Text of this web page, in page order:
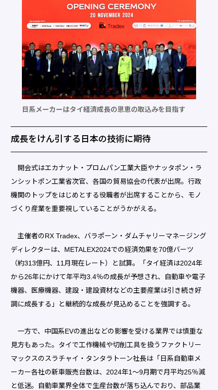
日系メーカーはタイ経済成長の恩恵の取込みを目指す
成長をけん引する日本の技術に期待
開会式はエカナット・プロムパン工業大臣やナッタポン・ラ
ンシットポン工業省次官、各国の貿易協会の代表が出席。行政
機関のトップをはじめとする役職者が出席することから、モノ
づくり産業を重要視していることがうかがえる。
主催者のRX Tradex、バラポーン・ダムチャリーマネージング
ディレクターは、METALEX2024での経済効果を70億バーツ
（約313億円、11月現在レート）と試算。「タイ経済は2024年
から26年にかけて年平均3.4％の成長が予想され、自動車や電子
機器、医療機器、建設・建設資材などの主要産業は引き続き好
調に成長する」と継続的な成長が見込めることを強調する。
一方で、中国系EVの進出などの影響を受ける業界では慎重な
見方もあった。タイで工作機械や切削工具を扱うファクトリー
マックスのスラチャイ・タンタラトーン社長は「日系自動車メ
ーカー各社の新車販売台数は、2024年1～9月期で月平均25％減
と低迷。自動車業界全体で生産台数が落ち込んでおり、部品業